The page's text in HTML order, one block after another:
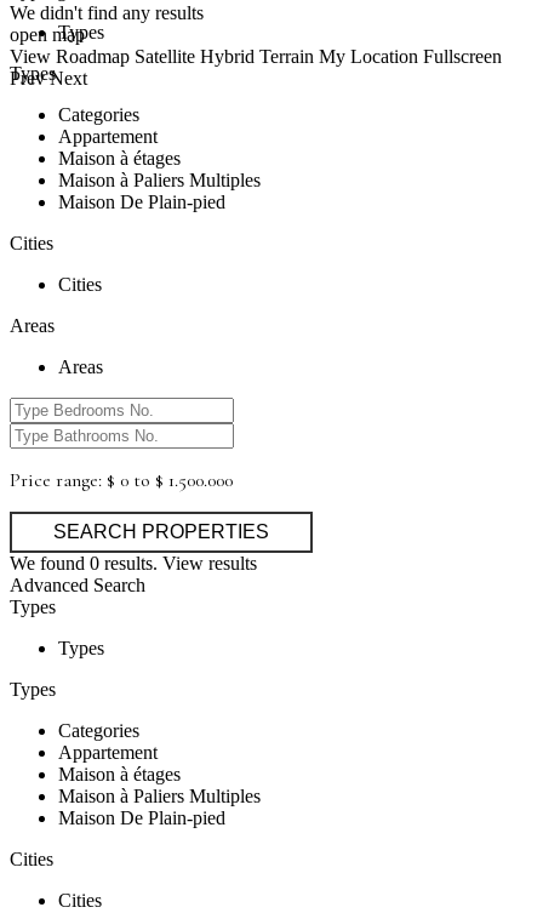
We didn't find any results
open map
View Roadmap Satellite Hybrid Terrain My Location Fullscreen
Prev Next
Types
Types
Categories
Appartement
Maison à étages
Maison à Paliers Multiples
Maison De Plain-pied
Cities
Cities
Areas
Areas
Price range: $ 0 to $ 1.500.000
We found 0 results. View results
Advanced Search
Types
Types
Types
Categories
Appartement
Maison à étages
Maison à Paliers Multiples
Maison De Plain-pied
Cities
Cities